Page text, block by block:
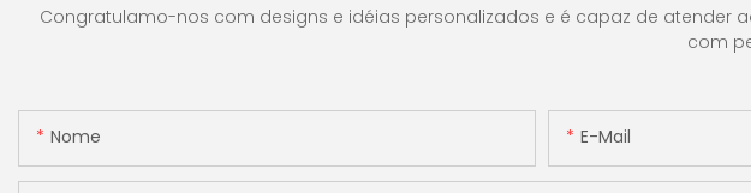
restaurantes.
dinheiro com visor LCD,
Congratulamo-nos com designs e idéias personalizados e é capaz de atender
com
Nome E-Mail